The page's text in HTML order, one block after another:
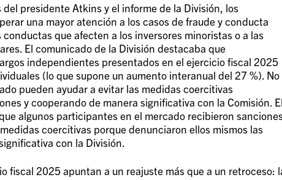
presidente Atkins y el informe de la División, los
una mayor atención a los casos de fraude y conducta
que afecten a los inversores minoristas o a las
El comunicado de la División destacaba que
independientes presentados en el ejercicio fiscal 2025
(lo que supone un aumento interanual del 27 %). No
pueden ayudar a evitar las medidas coercitivas
y cooperando de manera significativa con la Comisión. El
algunos participantes en el mercado recibieron
coercitivas porque denunciaron ellos mismos las
con la División.
fiscal 2025 apuntan a un reajuste más que a un retroceso: